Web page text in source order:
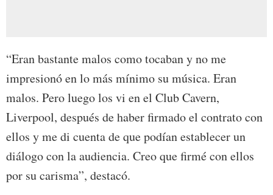
“Eran bastante malos como tocaban y no me
impresionó en lo más mínimo su música. Eran
malos. Pero luego los vi en el Club Cavern,
Liverpool, después de haber firmado el contrato con
ellos y me di cuenta de que podían establecer un
diálogo con la audiencia. Creo que firmé con ellos
por su carisma”, destacó.